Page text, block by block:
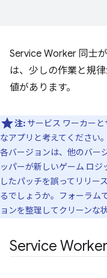
Service Worker 同士
は、少しの作業と規
値があります。
注: サービス ワーカーと
なアプリと考えてください
各バージョンは、他のバー
ッパーが新しいゲーム ロ
したパッチを誤ってリリー
るでしょうか。フォーラム
ョンを整理してクリーンな
Service